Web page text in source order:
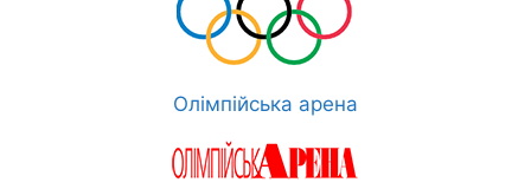
Олімпійська арена